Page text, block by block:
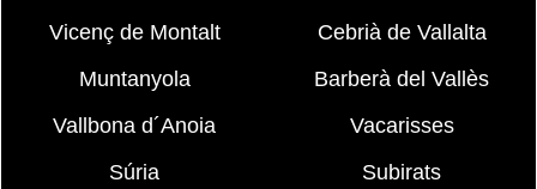
Vicenç de Montalt
Cebrià de Vallalta
Muntanyola
Barberà del Vallès
Vallbona d´Anoia
Vacarisses
Súria
Subirats